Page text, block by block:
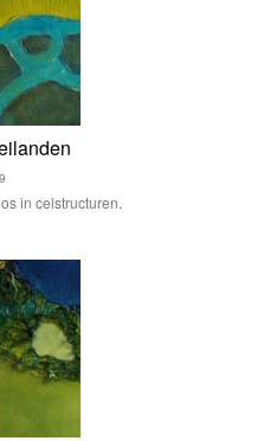
in celstructuren.